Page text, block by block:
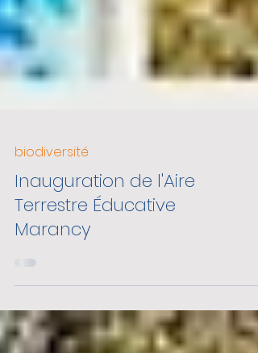
biodiversité
Inauguration de l'Aire
Terrestre Éducative
Marancy